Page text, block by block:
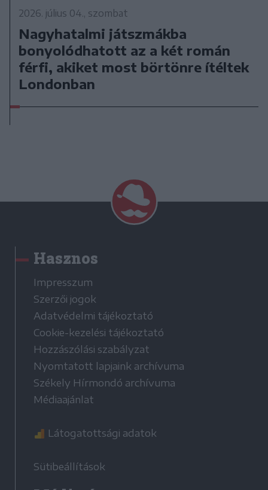
2026. július 04., szombat
Nagyhatalmi játszmákba
bonyolódhatott az a két román
férfi, akiket most börtönre ítéltek
Londonban
Hasznos
Impresszum
Szerzői jogok
Adatvédelmi tájékoztató
Cookie-kezelési tájékoztató
Hozzászólási szabályzat
Nyomtatott lapjaink archívuma
Székely Hírmondó archívuma
Médiaajánlat
Látogatottsági adatok
Sütibeállítások